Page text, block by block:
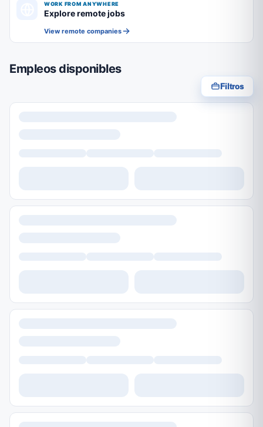
WORK FROM ANYWHERE
Explore remote jobs
View remote companies
Empleos disponibles
Filtros